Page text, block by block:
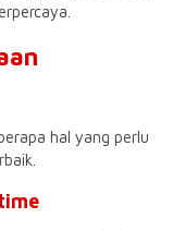
hal yang perlu